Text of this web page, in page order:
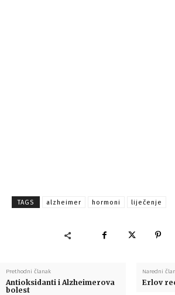
TAGS alzheimer hormoni liječenje
Prethodni članak
Antioksidanti i Alzheimerova
bolest
Naredni
Erlov